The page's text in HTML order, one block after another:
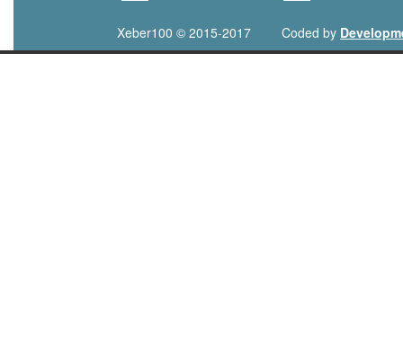
Xeber100 © 2015-2017 Coded by